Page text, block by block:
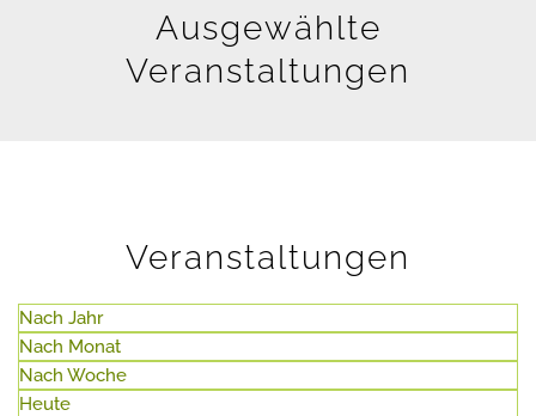
Ausgewählte
Veranstaltungen
Veranstaltungen
Nach Jahr
Nach Monat
Nach Woche
Heute